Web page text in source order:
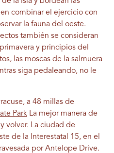
combinar el ejercicio con
la fauna del oeste.
también se consideran
y principios del
las moscas de la salmuera
siga pedaleando, no le
a 48 millas de
Park La mejor manera de
volver. La ciudad de
de la Interestatal 15, en el
por Antelope Drive.